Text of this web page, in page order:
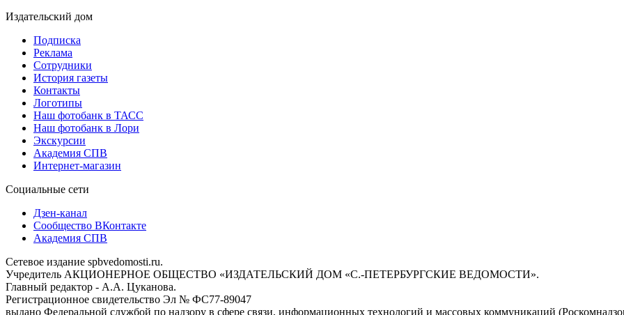
Издательский дом
Подписка
Реклама
Сотрудники
История газеты
Контакты
Логотипы
Наш фотобанк в ТАСС
Наш фотобанк в Лори
Экскурсии
Академия СПВ
Интернет-магазин
Социальные сети
Дзен-канал
Сообщество ВКонтакте
Академия СПВ
Сетевое издание spbvedomosti.ru.
Учредитель АКЦИОНЕРНОЕ ОБЩЕСТВО «ИЗДАТЕЛЬСКИЙ ДОМ «С.-ПЕТЕРБУРГСКИЕ ВЕДОМОСТИ».
Главный редактор - А.А. Цуканова.
Регистрационное свидетельство Эл № ФС77-89047
выдано Федеральной службой по надзору в сфере связи, информационных технологий и массовых коммуникаций